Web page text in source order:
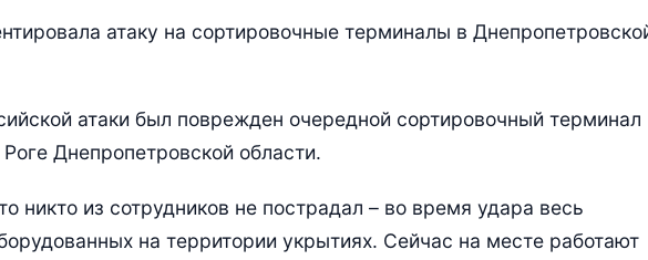
атаку на сортировочные терминалы в
атаки был поврежден очередной сортировочный терминал
Днепропетровской области.
никто из сотрудников не пострадал – во время удара весь
на территории укрытиях. Сейчас на месте работают